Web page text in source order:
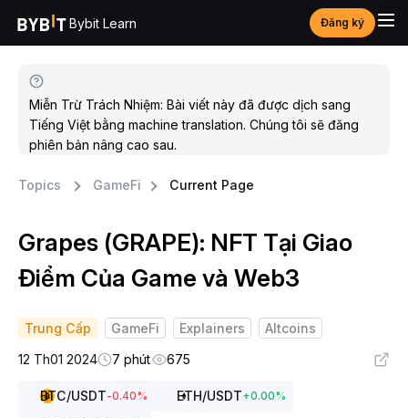
Bybit Learn Đăng ký
Miễn Trừ Trách Nhiệm: Bài viết này đã được dịch sang
Tiếng Việt bằng machine translation. Chúng tôi sẽ đăng
phiên bản nâng cao sau.
Topics GameFi Current Page
Grapes (GRAPE): NFT Tại Giao
Điểm Của Game và Web3
Trung Cấp GameFi Explainers
Altcoins
12 Th01 2024
7 phút 675
BTC/USDT-0.40% ETH/USDT+0.00%